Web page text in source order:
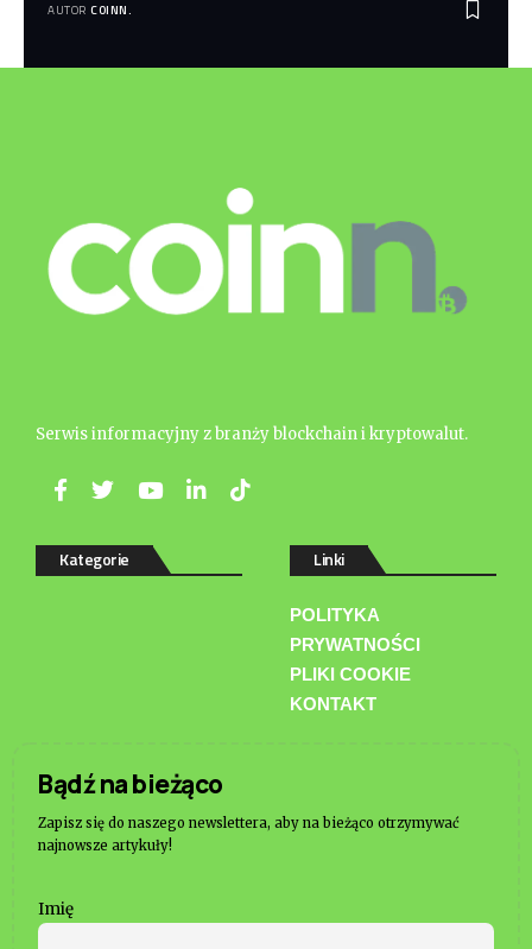
AUTOR COINN.
Serwis informacyjny z branży blockchain i kryptowalut.
Kategorie Linki
POLITYKA
PRYWATNOŚCI
PLIKI COOKIE
KONTAKT
Bądź na bieżąco
Zapisz się do naszego newslettera, aby na bieżąco otrzymywać
najnowsze artykuły!
Imię